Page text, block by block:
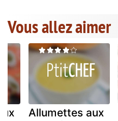
Vous allez aimer
Allumettes aux